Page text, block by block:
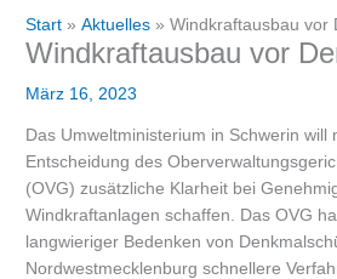
Start Aktuelles Windkraftausbau vor
Windkraftausbau vor
März 16, 2023
Das Umweltministerium in Schwerin will
Entscheidung des
(OVG) zusätzliche Klarheit bei
Windkraftanlagen schaffen. Das OVG
langwieriger Bedenken von
Nordwestmecklenburg schnellere